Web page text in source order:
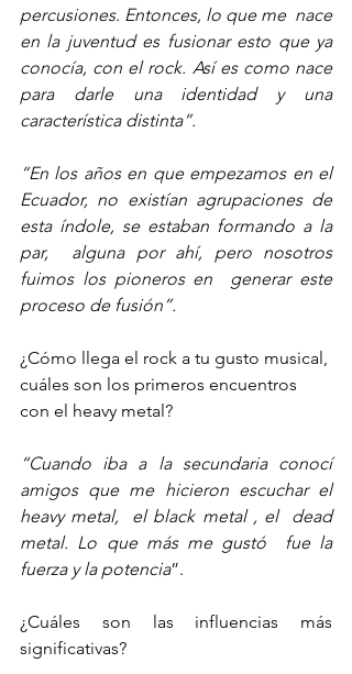
percusiones. Entonces, lo que me  nace
en la juventud es fusionar esto que ya
conocía, con el rock. Así es como nace
para darle una identidad y una
característica distinta”.
“En los años en que empezamos en el
Ecuador, no existían agrupaciones de
esta índole, se estaban formando a la
par,  alguna por ahí, pero nosotros
fuimos los pioneros en  generar este
proceso de fusión”.
¿Cómo llega el rock a tu gusto musical,
cuáles son los primeros encuentros
con el heavy metal?
“Cuando iba a la secundaria conocí
amigos que me hicieron escuchar el
heavy metal,  el black metal , el  dead
metal. Lo que más me gustó  fue la
fuerza y la potencia”.
¿Cuáles son las influencias más
significativas?